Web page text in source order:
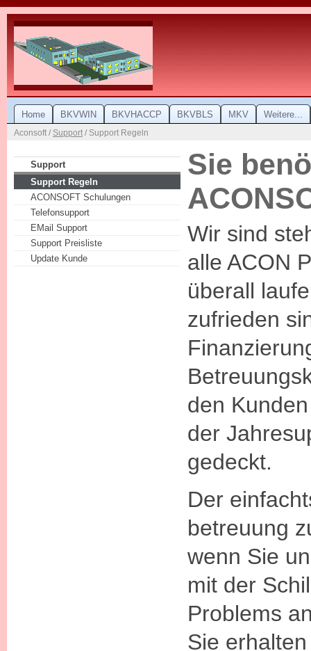
Home BKVWIN BKVHACCP BKVBLS MKV Weitere...
Aconsoft / Support / Support Regeln
Support
Support Regeln
ACONSOFT Schulungen
Telefonsupport
EMail Support
Support Preisliste
Update Kunde
Sie
Wir sind
alle ACON
überall
zufrieden
den
der
gedeckt.
Der
betreuung
wenn Sie
mit der
Problems
Sie